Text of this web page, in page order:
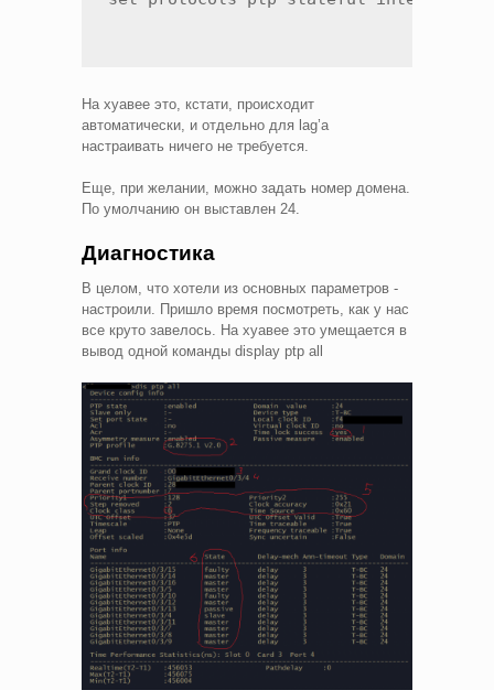
На хуавее это, кстати, происходит
автоматически, и отдельно для lag’а
настраивать ничего не требуется.
Еще, при желании, можно задать номер домена.
По умолчанию он выставлен 24.
Диагностика
В целом, что хотели из основных параметров -
настроили. Пришло время посмотреть, как у нас
все круто завелось. На хуавее это умещается в
вывод одной команды display ptp all